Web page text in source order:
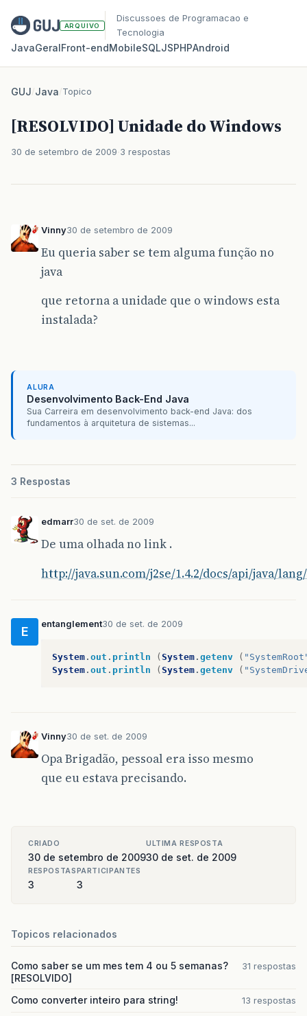
ARQUIVO
Discussoes de Programacao e
Tecnologia
JavaGeralFront‑endMobileSQLJSPHPAndroid
GUJ/Java/Topico
[RESOLVIDO] Unidade do Windows
30 de setembro de 2009 3 respostas
Vinny30 de setembro de 2009
Eu queria saber se tem alguma função no
java
que retorna a unidade que o windows esta
instalada?
ALURA
Desenvolvimento Back-End Java
Sua Carreira em desenvolvimento back-end Java: dos
fundamentos à arquitetura de sistemas...
3 Respostas
edmarr30 de set. de 2009
De uma olhada no link .
http://java.sun.com/j2se/1.4.2/docs/api/java/
E
entanglement30 de set. de 2009
System . out . println ( System . getenv (
System . out . println ( System . getenv (
Vinny30 de set. de 2009
Opa Brigadão, pessoal era isso mesmo
que eu estava precisando.
CRIADO
30 de setembro de 2009
ULTIMA RESPOSTA
30 de set. de 2009
RESPOSTAS
3
PARTICIPANTES
3
Topicos relacionados
Como saber se um mes tem 4 ou 5 semanas?
[RESOLVIDO]
31 respostas
Como converter inteiro para string! 13 respostas